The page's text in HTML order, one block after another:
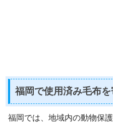
福岡で使用済み毛布
福岡では、地域内の動物保